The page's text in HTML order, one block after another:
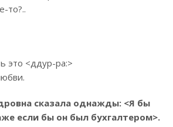
то?..
это <ддур-ра:>
сказала однажды: <Я бы
если бы он был бухгалтером>.